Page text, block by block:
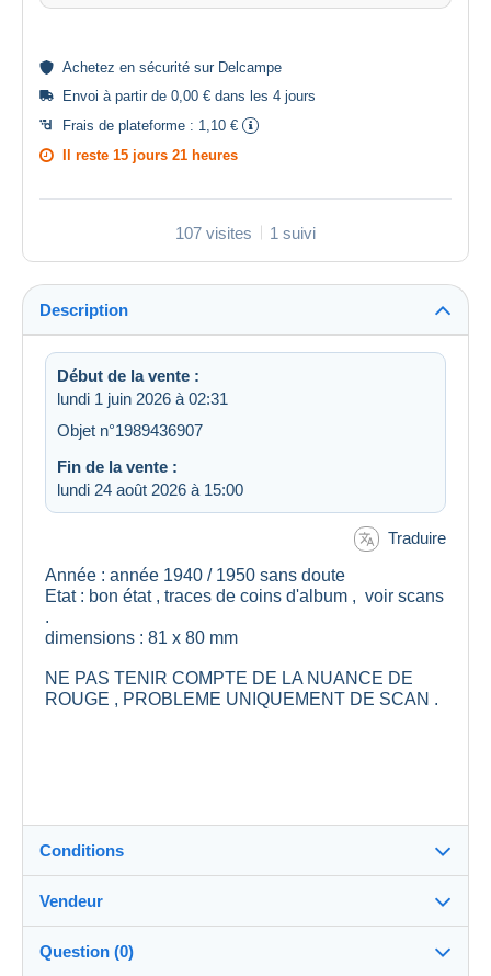
Achetez en sécurité sur Delcampe
Envoi à partir de 0,00 € dans les 4 jours
Frais de plateforme : 1,10 €
Il reste 15 jours 21 heures
107 visites 1 suivi
Description
Début de la vente :
lundi 1 juin 2026 à 02:31
Objet n°1989436907
Fin de la vente :
lundi 24 août 2026 à 15:00
Traduire
Année : année 1940 / 1950 sans doute
Etat : bon état , traces de coins d'album , voir scans
.
dimensions : 81 x 80 mm
NE PAS TENIR COMPTE DE LA NUANCE DE
ROUGE , PROBLEME UNIQUEMENT DE SCAN .
Conditions
Vendeur
Question (0)